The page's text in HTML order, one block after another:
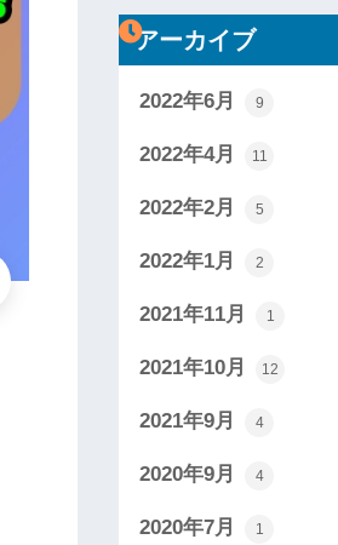
アーカイブ
2022年6月 9
2022年4月 11
2022年2月 5
2022年1月 2
2021年11月 1
2021年10月 12
2021年9月 4
2020年9月 4
2020年7月 1